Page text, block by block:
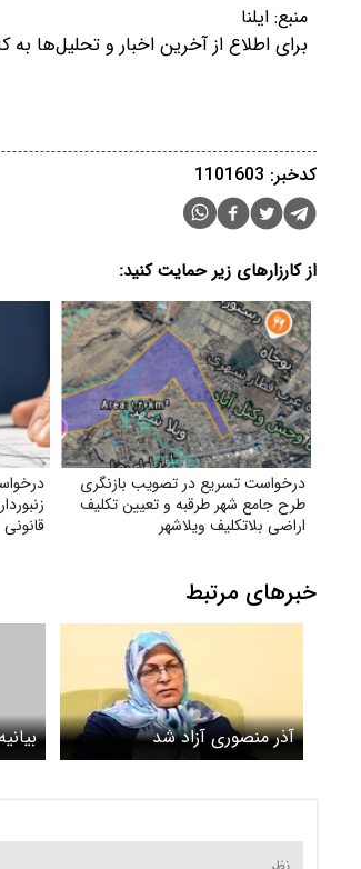
منبع: ایلنا
برای اطلاع از آخرین اخبار و تحلیل‌ها به
کدخبر: 1101603
از کارزارهای زیر حمایت کنید:
درخواست تسریع در تصویب بازنگری
طرح جامع شهر طرقبه و تعیین تکلیف
اراضی بلاتکلیف ویلاشهر
قانونی
خبرهای مرتبط
آذر منصوری آزاد شد
به